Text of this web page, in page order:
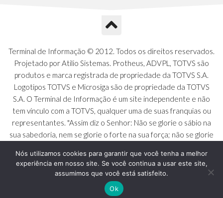
Terminal de Informação © 2012. Todos os direitos reservados.
Projetado por Atilio Sistemas. Protheus, ADVPL, TOTVS são
produtos e marca registrada de propriedade da TOTVS S.A.
Logotipos TOTVS e Microsiga são de propriedade da TOTVS
S.A. O Terminal de Informação é um site independente e não
tem vínculo com a TOTVS, qualquer uma de suas franquias ou
representantes. "Assim diz o Senhor: Não se glorie o sábio na
sua sabedoria, nem se glorie o forte na sua força; não se glorie
em me conhecer e saber que eu sou o Senhor, que faço
beneficência, juízo e justiça na terra [...]" - Jeremias 9:23 a 24
Nós utilizamos cookies para garantir que você tenha a melhor
experiência em nosso site. Se você continua a usar este site,
assumimos que você está satisfeito.
Ok